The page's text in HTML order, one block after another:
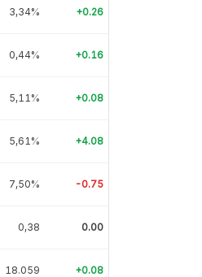
3,34% +0.26
0,44% +0.16
5,11% +0.08
5,61% +4.08
7,50% -0.75
0,38 0.00
18.059 +0.08